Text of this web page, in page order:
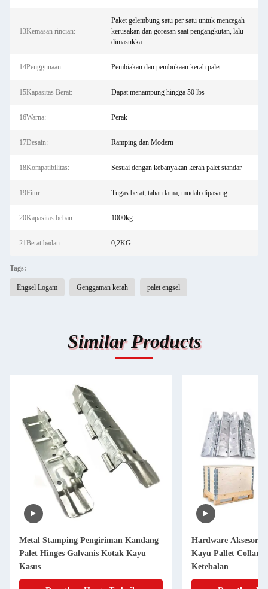
13Kemasan rincian:
Paket gelembung satu per satu untuk mencegah
kerusakan dan goresan saat pengangkutan, lalu
dimasukka
14Penggunaan: Pembiakan dan pembukaan kerah palet
15Kapasitas Berat: Dapat menampung hingga 50 lbs
16Warna: Perak
17Desain: Ramping dan Modern
18Kompatibilitas: Sesuai dengan kebanyakan kerah palet standar
19Fitur: Tugas berat, tahan lama, mudah dipasang
20Kapasitas beban: 1000kg
21Berat badan: 0,2KG
Tags:
Engsel Logam Genggaman kerah palet engsel
Similar Products
Metal Stamping Pengiriman Kandang
Palet Hinges Galvanis Kotak Kayu
Kasus
Hardware Aksesoris
Kayu Pallet Collar
Ketebalan